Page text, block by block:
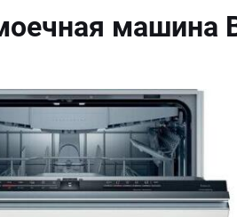
машина